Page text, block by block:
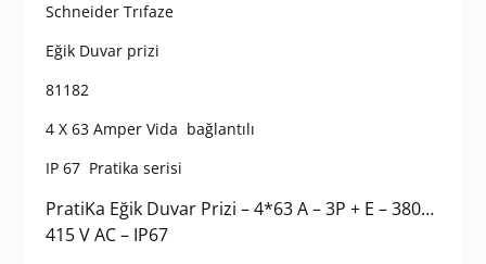
Schneider Trıfaze
Eğik Duvar prizi
81182
4 X 63 Amper Vida bağlantılı
IP 67 Pratika serisi
PratiKa Eğik Duvar Prizi – 4*63 A – 3P + E – 380…
415 V AC – IP67